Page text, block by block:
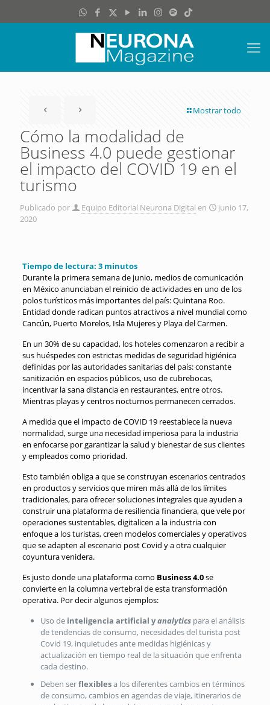
Mostrar todo
Cómo la modalidad de
Business 4.0 puede gestionar
el impacto del COVID 19 en el
turismo
Publicado por Equipo Editorial Neurona Digital en
junio 17,
2020
Tiempo de lectura: 3 minutos
Durante la primera semana de junio, medios de comunicación
en México anunciaban el reinicio de actividades en uno de los
polos turísticos más importantes del país: Quintana Roo.
Entidad donde radican puntos atractivos a nivel mundial como
Cancún, Puerto Morelos, Isla Mujeres y Playa del Carmen.
En un 30% de su capacidad, los hoteles comenzaron a recibir a
sus huéspedes con estrictas medidas de seguridad higiénica
definidas por las autoridades sanitarias del país: constante
sanitización en espacios públicos, uso de cubrebocas,
incentivar la sana distancia en restaurantes, entre otros.
Mientras playas y centros nocturnos permanecen cerrados.
A medida que el impacto de COVID 19 reestablece la nueva
normalidad, surge una necesidad imperiosa para la industria
en enfocarse por garantizar la salud y bienestar de sus clientes
y empleados como prioridad.
Esto también obliga a que se construyan escenarios centrados
en productos y servicios que miren más allá de los límites
tradicionales, para ofrecer soluciones integrales que ayuden a
construir una plataforma de resiliencia financiera, que vele por
operaciones sustentables, digitalicen a la industria con
enfoque a los turistas, creen modelos comerciales y operativos
que se adapten al escenario post Covid y a otra cualquier
coyuntura venidera.
Es justo donde una plataforma como Business 4.0se
convierte en la columna vertebral de esta transformación
operativa. Por decir algunos ejemplos:
Uso de inteligencia artificial yanalyticspara el análisis
de tendencias de consumo, necesidades del turista post
Covid 19, inquietudes ante medidas higiénicas y
actualización en tiempo real de la situación que enfrenta
cada destino.
Deben serflexiblesa los diferentes cambios en términos
de consumo, cambios en agendas de viaje, itinerarios de